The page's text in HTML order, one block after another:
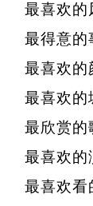
最喜欢的
最得意的事
最喜欢的
最喜欢的
最欣赏的
最喜欢的
最喜欢看